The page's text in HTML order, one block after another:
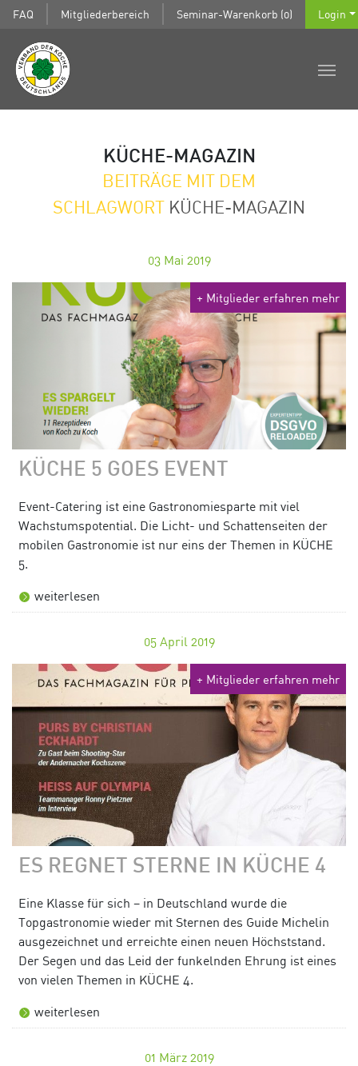
FAQ Mitgliederbereich Seminar-Warenkorb (0) Login
KÜCHE-MAGAZIN
BEITRÄGE MIT DEM
SCHLAGWORT KÜCHE-MAGAZIN
03 Mai 2019
+ Mitglieder erfahren mehr
KÜCHE 5 GOES EVENT
Event-Catering ist eine Gastronomiesparte mit viel
Wachstumspotential. Die Licht- und Schattenseiten der
mobilen Gastronomie ist nur eins der Themen in KÜCHE
5.
weiterlesen
05 April 2019
+ Mitglieder erfahren mehr
ES REGNET STERNE IN KÜCHE 4
Eine Klasse für sich – in Deutschland wurde die
Topgastronomie wieder mit Sternen des Guide Michelin
ausgezeichnet und erreichte einen neuen Höchststand.
Der Segen und das Leid der funkelnden Ehrung ist eines
von vielen Themen in KÜCHE 4.
weiterlesen
01 März 2019